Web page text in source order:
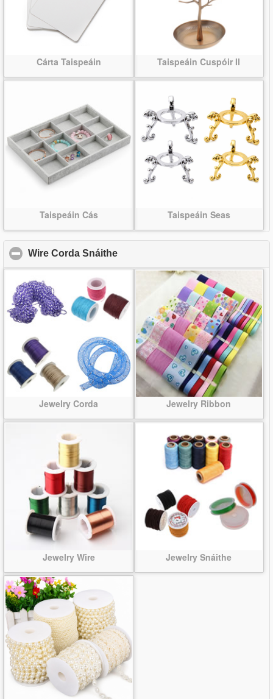
Cárta Taispeáin Taispeáin Cuspóir Il
Taispeáin Cás Taispeáin Seas
Wire Corda Snáithe
Jewelry Corda Jewelry Ribbon
Jewelry Wire Jewelry Snáithe